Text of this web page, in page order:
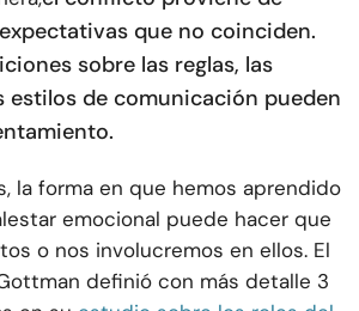
que no coinciden.
sobre las reglas, las
estilos de comunicación pueden
la forma en que hemos aprendido
emocional puede hacer que
o nos involucremos en ellos. El
definió con más detalle 3